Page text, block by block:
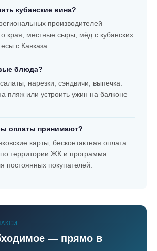
кубанские вина?
производителей
края, местные сыры, мёд с кубанских
с Кавказа.
блюда?
нарезки, сэндвичи, выпечка.
пляж или устроить ужин на балконе
оплаты принимают?
карты, бесконтактная оплата.
по территории ЖК и программа
постоянных покупателей.
— прямо в